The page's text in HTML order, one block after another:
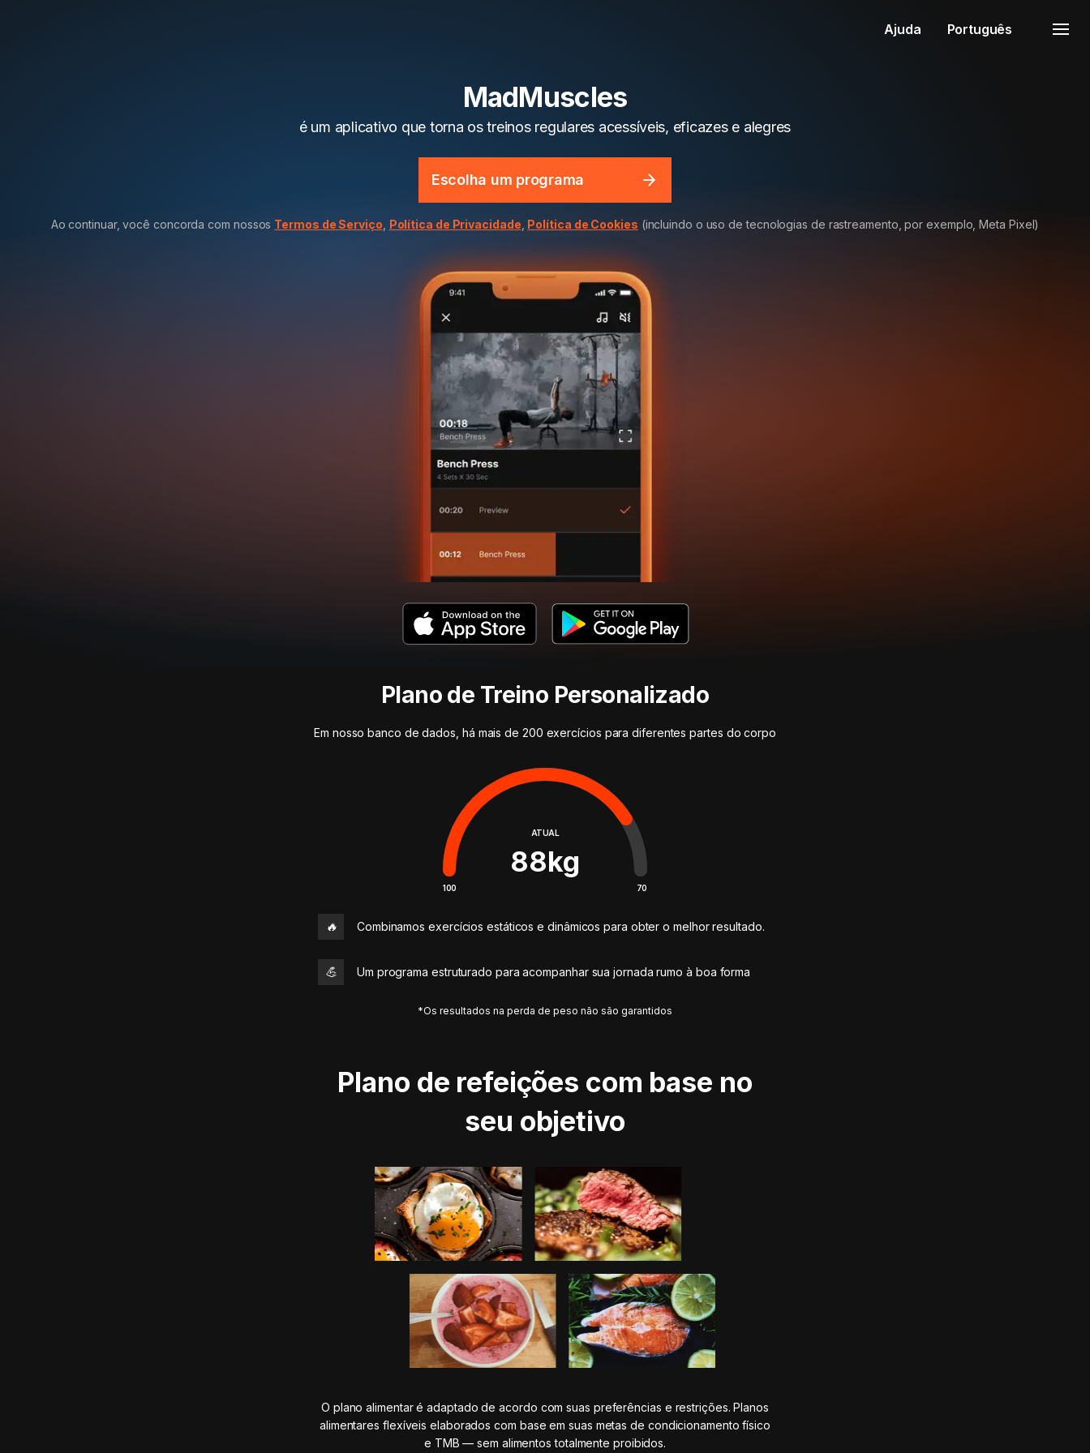
Ajuda Português
MadMuscles
é um aplicativo que torna os treinos regulares acessíveis, eficazes e alegres
Escolha um programa
Ao continuar, você concorda com nossos Termos de Serviço Política de Privacidade Política de Cookies (incluindo o uso de tecnologias de rastreamento, por exemplo, Meta Pixel)
Plano de Treino Personalizado
Em nosso banco de dados, há mais de 200 exercícios para diferentes partes do corpo
ATUAL
88kg
100 70
🔥 Combinamos exercícios estáticos e dinâmicos para obter o melhor resultado.
💪 Um programa estruturado para acompanhar sua jornada rumo à boa forma
*Os resultados na perda de peso não são garantidos
Plano de refeições com base no
seu objetivo
O plano alimentar é adaptado de acordo com suas preferências e restrições. Planos
alimentares flexíveis elaborados com base em suas metas de condicionamento físico
e TMB — sem alimentos totalmente proibidos.